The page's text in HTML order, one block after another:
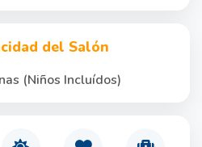
del Salón
(Niños Incluídos)